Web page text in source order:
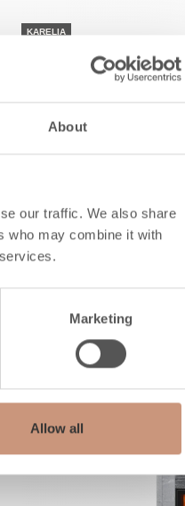
About
our traffic. We also share
who may combine it with
Marketing
Allow all
KARELIA
Salvo S 2D
Altezza
Larghezza